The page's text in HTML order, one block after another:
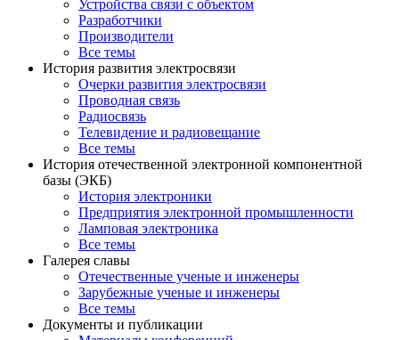
Устройства связи с объектом
Разработчики
Производители
Все темы
История развития электросвязи
Очерки развития электросвязи
Проводная связь
Радиосвязь
Телевидение и радиовещание
Все темы
История отечественной электронной компонентной
базы (ЭКБ)
История электроники
Предприятия электронной промышленности
Ламповая электроника
Все темы
Галерея славы
Отечественные ученые и инженеры
Зарубежные ученые и инженеры
Все темы
Документы и публикации